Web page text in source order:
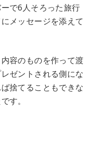
で6人そろった旅行
メッセージを添えて
容のものを作って渡
ゼントされる側にな
捨てることもできな
す。